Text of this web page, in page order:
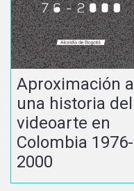
Aproximación a
una historia del
videoarte en
Colombia 1976-
2000